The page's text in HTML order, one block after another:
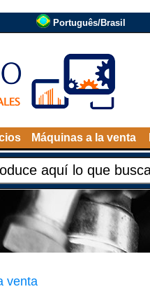
Português/Brasil
Máquinas a la venta
venta